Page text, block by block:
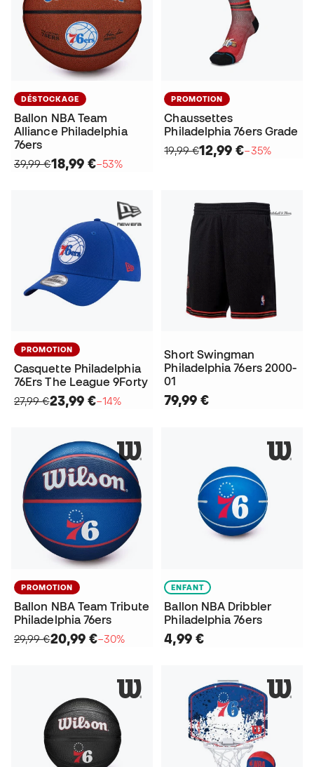
DÉSTOCKAGE
Ballon NBA Team
Alliance Philadelphia
76ers
39,99 €18,99 €−53%
PROMOTION
Chaussettes
Philadelphia 76ers Grade
19,99 €12,99 €−35%
PROMOTION
Casquette Philadelphia
76Ers The League 9Forty
27,99 €23,99 €−14%
Short Swingman
Philadelphia 76ers 2000-
01
79,99 €
PROMOTION
Ballon NBA Team Tribute
Philadelphia 76ers
29,99 €20,99 €−30%
ENFANT
Ballon NBA Dribbler
Philadelphia 76ers
4,99 €